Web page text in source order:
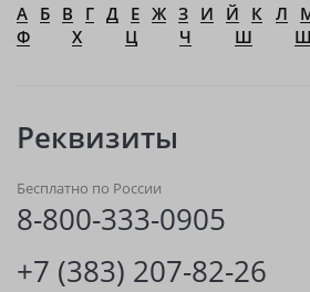
А Б В Г Д Е Ж З И Й К Л
Ф
Х Ц Ч Ш
Реквизиты
Бесплатно по России
8-800-333-0905
+7 (383) 207-82-26